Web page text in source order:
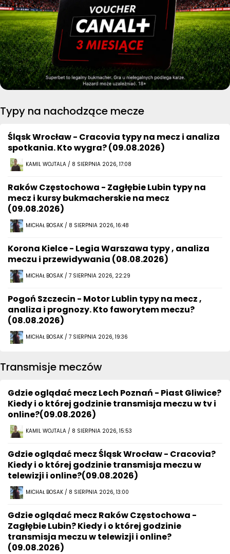
Typy na nachodzące mecze
Śląsk Wrocław - Cracovia typy na mecz i analiza
spotkania. Kto wygra? (09.08.2026)
KAMIL WOJTALA / 8 SIERPNIA 2026, 17:08
Raków Częstochowa - Zagłębie Lubin typy na
mecz i kursy bukmacherskie na mecz
(09.08.2026)
MICHAŁ BOSAK / 8 SIERPNIA 2026, 16:48
Korona Kielce - Legia Warszawa typy , analiza
meczu i przewidywania (08.08.2026)
MICHAŁ BOSAK / 7 SIERPNIA 2026, 22:29
Pogoń Szczecin - Motor Lublin typy na mecz ,
analiza i prognozy. Kto faworytem meczu?
(08.08.2026)
MICHAŁ BOSAK / 7 SIERPNIA 2026, 19:36
Transmisje meczów
Gdzie oglądać mecz Lech Poznań - Piast Gliwice?
Kiedy i o której godzinie transmisja meczu w tv i
online?(09.08.2026)
KAMIL WOJTALA / 8 SIERPNIA 2026, 15:53
Gdzie oglądać mecz Śląsk Wrocław - Cracovia?
Kiedy i o której godzinie transmisja meczu w
telewizji i online?(09.08.2026)
MICHAŁ BOSAK / 8 SIERPNIA 2026, 13:00
Gdzie oglądać mecz Raków Częstochowa -
Zagłębie Lubin? Kiedy i o której godzinie
transmisja meczu w telewizji i online?
(09.08.2026)